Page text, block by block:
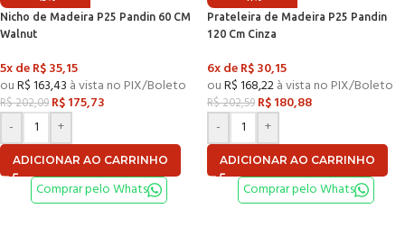
Nicho de Madeira P25 Pandin 60 CM
Walnut
5x deR$35,15
ouR$163,43 à vista no PIX/Boleto
R$202,09 R$175,73
-
+
ADICIONAR AO CARRINHO
Comprar pelo Whats
Prateleira de Madeira P25 Pandin
120 Cm Cinza
6x deR$30,15
ouR$168,22à vista no PIX/Boleto
R$202,59 R$180,88
-
+
ADICIONAR AO CARRINHO
Comprar pelo Whats